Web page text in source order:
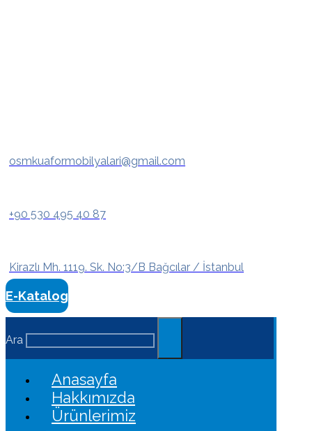
osmkuaformobilyalari@gmail.com
+90 530 495 40 87
Kirazlı Mh. 1119. Sk. No:3/B Bağcılar / İstanbul
E-Katalog
Ara
Anasayfa
Hakkımızda
Ürünlerimiz